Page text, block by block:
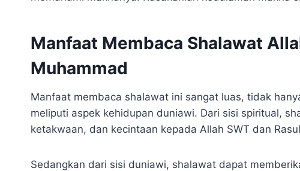
Manfaat Membaca Shalawat
Muhammad
Manfaat membaca shalawat ini sangat luas, tidak
meliputi aspek kehidupan duniawi. Dari sisi spiritual,
ketakwaan, dan kecintaan kepada Allah SWT dan
Sedangkan dari sisi duniawi, shalawat dapat